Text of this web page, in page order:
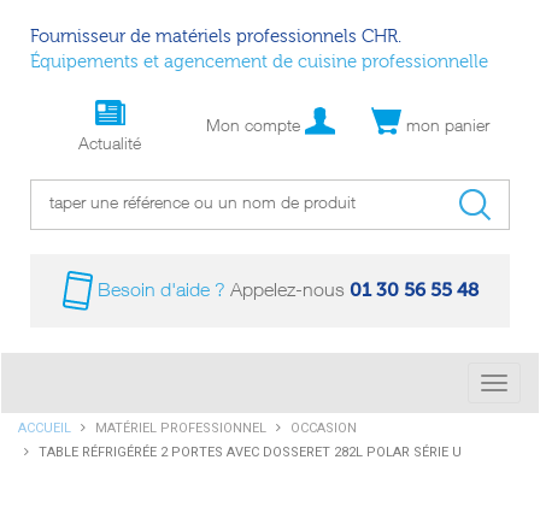
Fournisseur de matériels professionnels CHR.
Équipements et agencement de cuisine professionnelle
Actualité
Mon compte mon panier
Besoin d'aide ? Appelez-nous 01 30 56 55 48
la
Vous
êtes
ACCUEIL MATÉRIEL PROFESSIONNEL
OCCASION
TABLE RÉFRIGÉRÉE 2 PORTES AVEC DOSSERET 282L POLAR SÉRIE U